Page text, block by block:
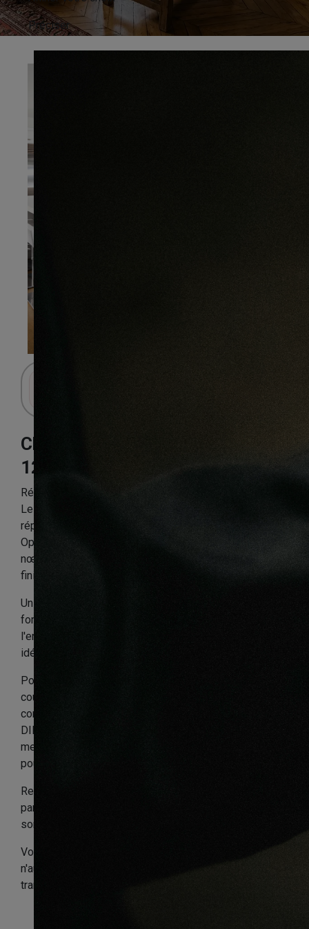
Préciser
Chêne noisette
120X15mm
Référence:
Le parquet massif chêne huilé est de plus en plus
répandu grâce à sa texture et à sa facilité d'entretien.
Optez pour ce type de parquet rustique avec des
nœuds qui donneront du charme à votre pièce pour une
finition contemporaine et authentique.
Un grand classique des parquets modernisés dans un
format de planche en 160mm de large qui donnera de
l'envergure à vos pièces, avec une épaisseur de 15mm
idéal pour un premier achat sur le long terme.
Pour un meilleur confort pensez à installer notre sous
couche d'isolation phonique et DINACHOC S801
combinée à notre colle hybride spatulable écologique
DINACHOC C901 en double encollage afin d’obtenir les
meilleurs résultats possible aussi bien pour vous que
pour vos voisins.
Recommandation: n'oubliez pas de bien huiler votre
parquet avec notre huile cire Shemenwood, une fois
son installation terminée.
Votre parquet Premibel sera bien protéger, vous
n'aurez pas les meubles pour vous gêner et vous serez
tranquille jusqu'à la prochaine couche d'huile à passer.